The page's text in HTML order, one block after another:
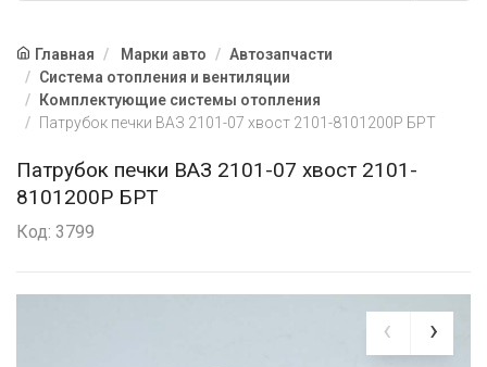
Главная Марки авто
Автозапчасти
Система отопления и вентиляции
Комплектующие системы отопления
Патрубок печки ВАЗ 2101-07 хвост 2101-8101200Р БРТ
Патрубок печки ВАЗ 2101-07 хвост 2101-
8101200Р БРТ
Код: 3799